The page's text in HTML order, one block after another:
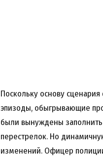
Поскольку основу
эпизоды, обыгрывающие
были вынуждены
перестрелок. Но
изменений. Офицер